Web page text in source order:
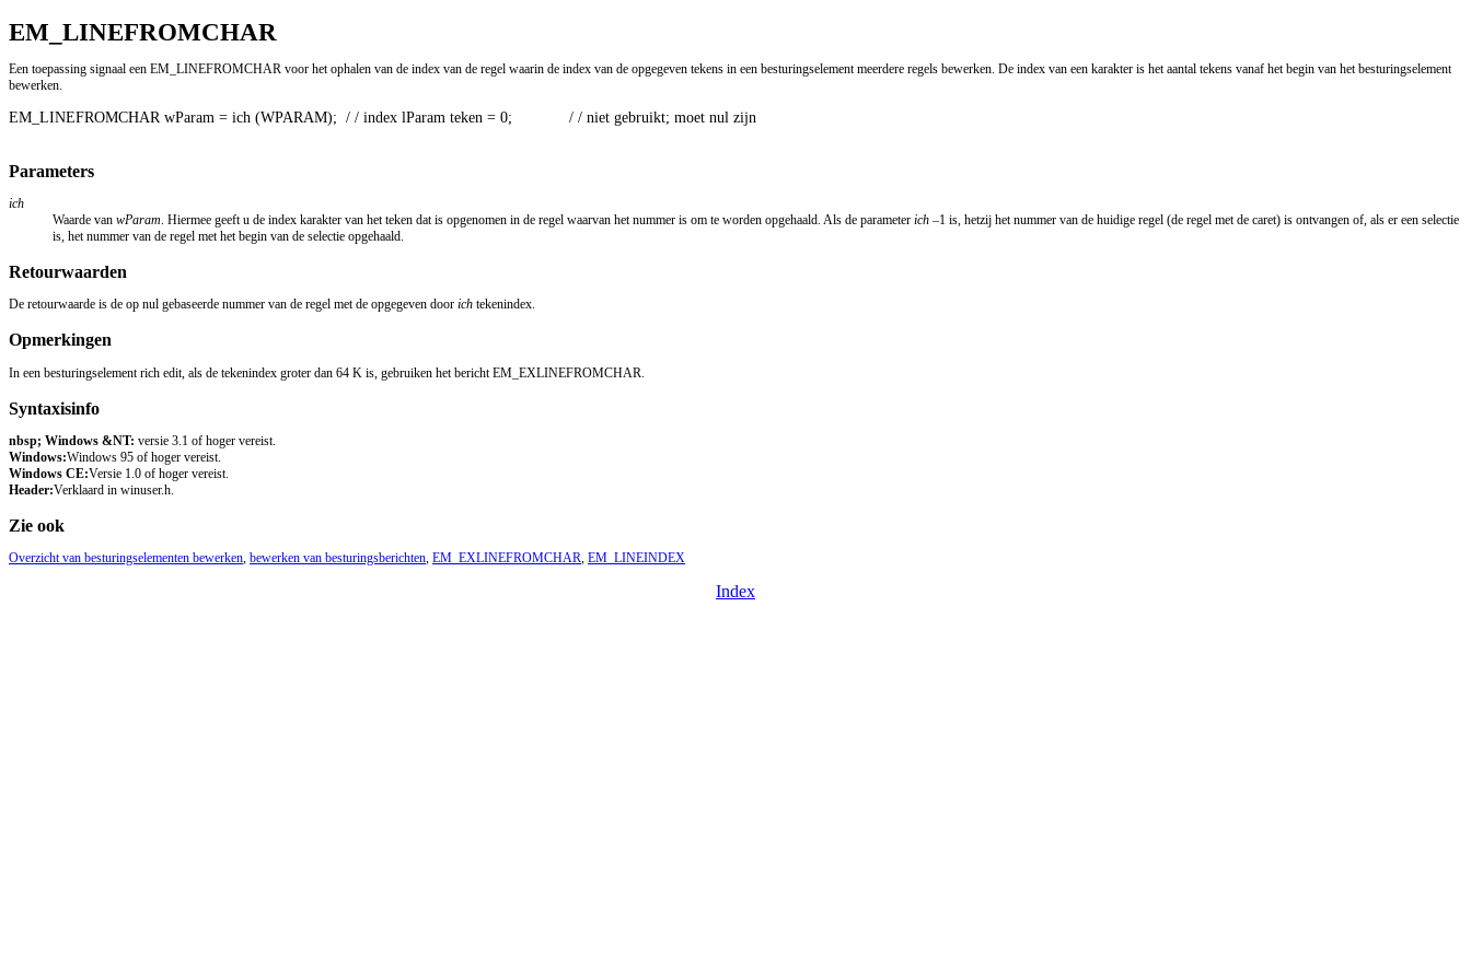
EM_LINEFROMCHAR
Een toepassing signaal een EM_LINEFROMCHAR voor het ophalen van de index van de regel waarin de index van de opgegeven tekens in een besturingselement meerdere regels bewerken. De index van een karakter is het aantal tekens vanaf het begin van het besturingselement
bewerken.
EM_LINEFROMCHAR wParam = ich (WPARAM);  / / index lParam teken = 0;             / / niet gebruikt; moet nul zijn
Parameters
ich
Waarde van wParam. Hiermee geeft u de index karakter van het teken dat is opgenomen in de regel waarvan het nummer is om te worden opgehaald. Als de parameter ich –1 is, hetzij het nummer van de huidige regel (de regel met de caret) is ontvangen of, als er een selectie
is, het nummer van de regel met het begin van de selectie opgehaald.
Retourwaarden
De retourwaarde is de op nul gebaseerde nummer van de regel met de opgegeven door ich tekenindex.
Opmerkingen
In een besturingselement rich edit, als de tekenindex groter dan 64 K is, gebruiken het bericht EM_EXLINEFROMCHAR.
Syntaxisinfo
nbsp; Windows &NT: versie 3.1 of hoger vereist.
Windows:Windows 95 of hoger vereist.
Windows CE:Versie 1.0 of hoger vereist.
Header:Verklaard in winuser.h.
Zie ook
Overzicht van besturingselementen bewerken, bewerken van besturingsberichten, EM_EXLINEFROMCHAR, EM_LINEINDEX
Index